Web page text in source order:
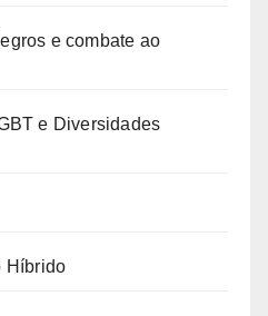
e combate ao
e Diversidades
Híbrido